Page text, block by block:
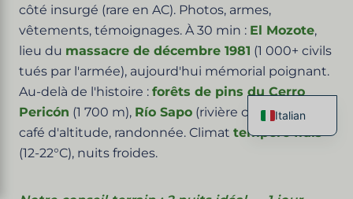
côté insurgé (rare en AC). Photos, armes,
vêtements, témoignages. À 30 min : El Mozote,
lieu du massacre de décembre 1981 (1 000+ civils
tués par l'armée), aujourd'hui mémorial poignant.
Au-delà de l'histoire : forêts de pins du Cerro
Pericón (1 700 m), Río Sapo (rivière cristalline),
café d'altitude, randonnée. Climat tempéré frais
(12-22°C), nuits froides.
Italian
French
Chinese